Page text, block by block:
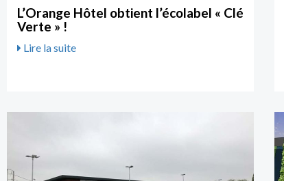
L’Orange Hôtel obtient l’écolabel « Clé
Verte » !
Lire la suite